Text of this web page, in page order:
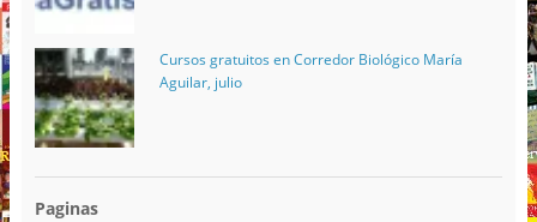
Cursos gratuitos en Corredor Biológico María
Aguilar, julio
Paginas